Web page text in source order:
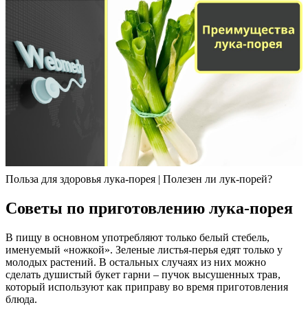
Польза для здоровья лука-порея | Полезен ли лук-порей?
Советы по приготовлению лука-порея
В пищу в основном употребляют только белый стебель,
именуемый «ножкой». Зеленые листья-перья едят только у
молодых растений. В остальных случаях из них можно
сделать душистый букет гарни ‒ пучок высушенных трав,
который используют как приправу во время приготовления
блюда.